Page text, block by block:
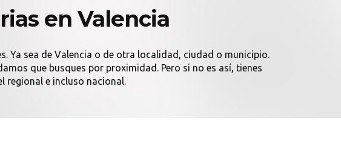
en Valencia
Ya sea de Valencia o de otra localidad, ciudad o municipio.
que busques por proximidad. Pero si no es así, tienes
regional e incluso nacional.